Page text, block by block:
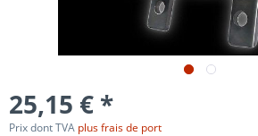
25,15 € *
Prix dont TVA plus frais de port